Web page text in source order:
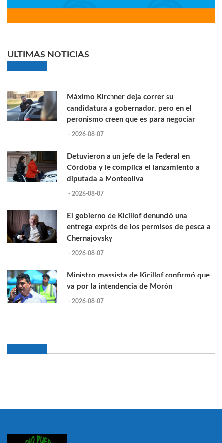
ULTIMAS NOTICIAS
Máximo Kirchner deja correr su
candidatura a gobernador, pero en el
peronismo creen que es para negociar
- 2026-08-07
Detuvieron a un jefe de la Federal en
Córdoba y le complica el lanzamiento a
diputada a Monteoliva
- 2026-08-07
El gobierno de Kicillof denunció una
entrega exprés de los permisos de pesca a
Chernajovsky
- 2026-08-07
Ministro massista de Kicillof confirmó que
va por la intendencia de Morón
- 2026-08-07